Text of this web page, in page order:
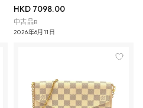
HKD 7098.00
中古品B
2026年6月11日